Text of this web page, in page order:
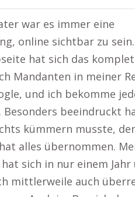
war es immer eine
online sichtbar zu
hat sich das
Mandanten in meiner
und ich bekomme
Besonders beeindruckt
kümmern musste,
alles übernommen.
sich in nur einem Jahr
mittlerweile auch